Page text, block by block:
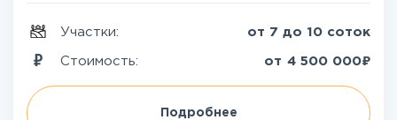
Участки: от 7 до 10 соток
Стоимость: от 4 500 000₽
Подробнее